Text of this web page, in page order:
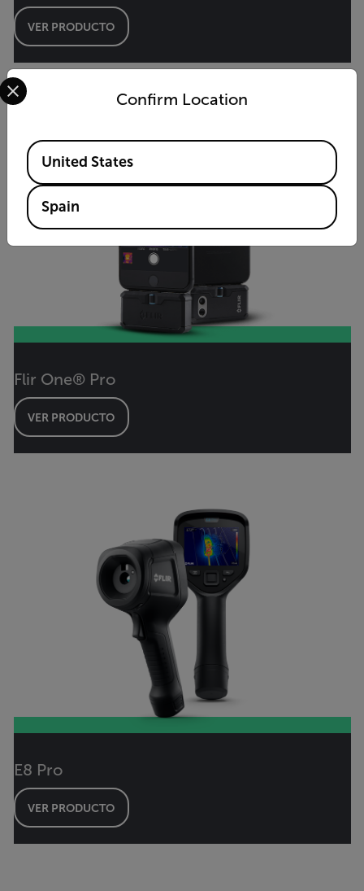
VER PRODUCTO
Flir One® Pro
VER PRODUCTO
E8 Pro
VER PRODUCTO
Confirm Location
Select your preferred country and language from the
Available Locations
United States
Spain